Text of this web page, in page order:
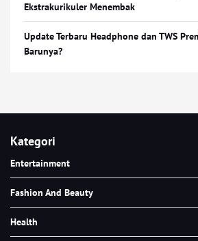
Ekstrakurikuler Menembak
Update Terbaru Headphone dan TWS
Barunya?
Kategori
Entertainment
Fashion And Beauty
Health